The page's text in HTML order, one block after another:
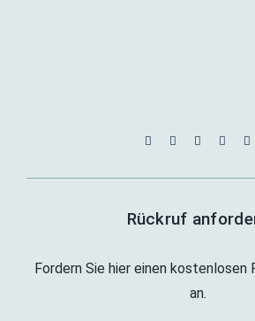
Rückruf
Fordern Sie hier einen kostenlosen
an.